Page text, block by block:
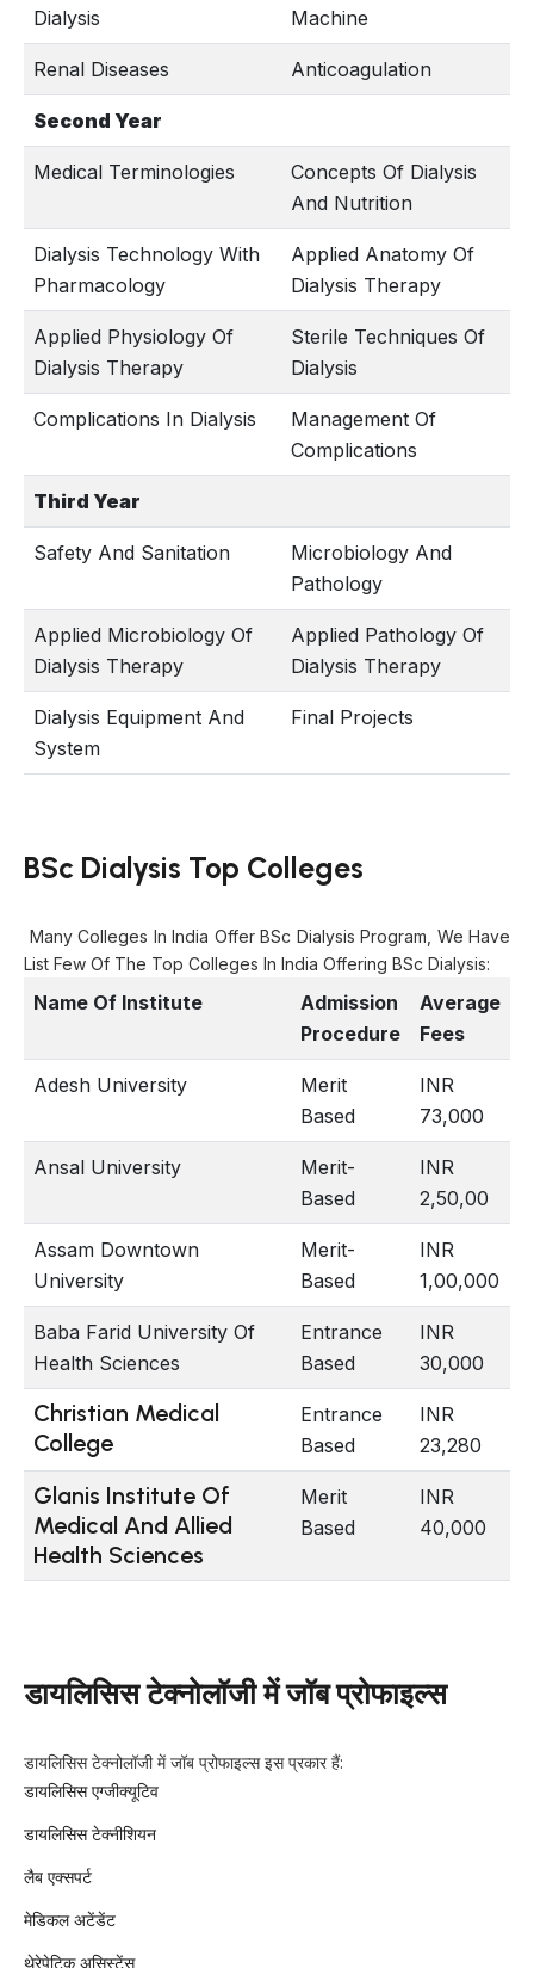
Dialysis
Machine
Renal Diseases Anticoagulation
Second Year
Medical Terminologies
Concepts Of Dialysis
And Nutrition
Dialysis Technology With
Pharmacology
Applied Anatomy Of
Dialysis Therapy
Applied Physiology Of
Dialysis Therapy
Sterile Techniques Of
Dialysis
Complications In Dialysis
Management Of
Complications
Third Year
Safety And Sanitation
Microbiology And
Pathology
Applied Microbiology Of
Dialysis Therapy
Applied Pathology Of
Dialysis Therapy
Dialysis Equipment And
System
Final Projects
BSc Dialysis Top Colleges
Many Colleges In India Offer BSc Dialysis Program, We Have
List Few Of The Top Colleges In India Offering BSc Dialysis:
Name Of Institute
Admission
Procedure
Average
Fees
Adesh University
Merit
Based
INR
73,000
Ansal University
Merit-
Based
INR
2,50,00
Assam Downtown
University
Merit-
Based
INR
1,00,000
Baba Farid University Of
Health Sciences
Entrance
Based
INR
30,000
Christian Medical
College
Entrance
Based
INR
23,280
Glanis Institute Of
Medical And Allied
Health Sciences
Merit
Based
INR
40,000
डायलिसिस टेक्नोलॉजी में जॉब प्रोफाइल्स
डायलिसिस टेक्नोलॉजी में जॉब प्रोफाइल्स इस प्रकार हैं:
डायलिसिस एग्जीक्यूटिव
डायलिसिस टेक्नीशियन
लैब एक्सपर्ट
मेडिकल अटेंडेंट
थेरेपेटिक असिस्टेंस